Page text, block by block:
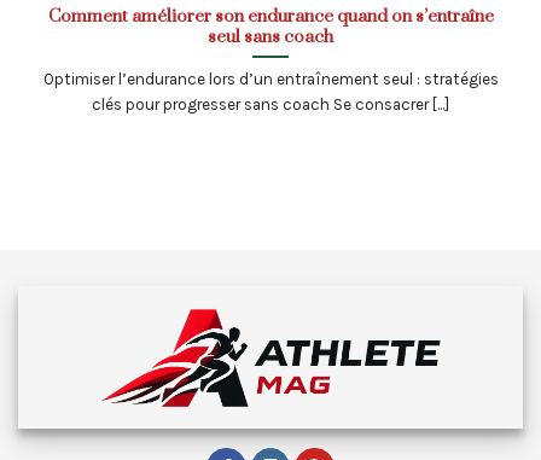
Comment améliorer son endurance quand on s’entraîne
seul sans coach
Optimiser l’endurance lors d’un entraînement seul : stratégies
clés pour progresser sans coach Se consacrer [...]